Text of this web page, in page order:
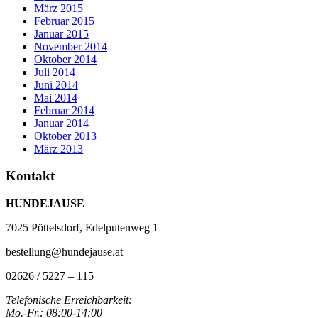
März 2015
Februar 2015
Januar 2015
November 2014
Oktober 2014
Juli 2014
Juni 2014
Mai 2014
Februar 2014
Januar 2014
Oktober 2013
März 2013
Kontakt
HUNDEJAUSE
7025 Pöttelsdorf, Edelputenweg 1
bestellung@hundejause.at
02626 / 5227 – 115
Telefonische Erreichbarkeit:
Mo.-Fr.: 08:00-14:00